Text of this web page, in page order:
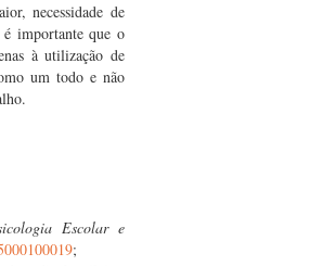
necessidade de
importante que o
à utilização de
um todo e não
Escolar e
;